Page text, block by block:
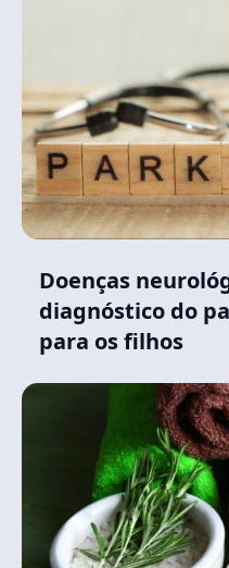
Doenças
diagnóstico do
para os filhos